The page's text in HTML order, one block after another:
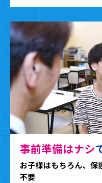
事前準備はナシ
お子様はもちろん、保
不要